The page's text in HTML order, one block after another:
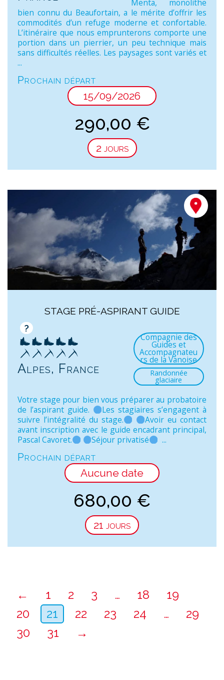
Menta, monolithe
bien connu du Beaufortain, a le mérite d’offrir les
commodités d’un refuge moderne et confortable.
L’itinéraire que nous emprunterons comporte une
portion dans un pierrier, un peu technique mais
sans difficultés réelles. Les paysages sont variés et
...
Prochain départ
15/09/2026
290,00 €
2 jours
STAGE PRÉ-ASPIRANT GUIDE
?
Alpes, France
Compagnie des
Guides et
Accompagnateu
rs de la Vanoise
Randonnée
glaciaire
Votre stage pour bien vous préparer au probatoire
de l’aspirant guide.
Les stagiaires s’engagent à
suivre l’intégralité du stage.
Avoir eu contact
avant inscription avec le guide encadrant principal,
Pascal Cavoret.
Séjour privatisé ...
Prochain départ
Aucune date
680,00 €
21 jours
← 1 2 3 … 18
19
20
21 22 23 24 …
29
30
31 →